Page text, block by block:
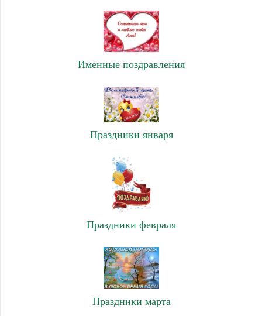
Именные поздравления
Праздники января
Праздники февраля
Праздники марта